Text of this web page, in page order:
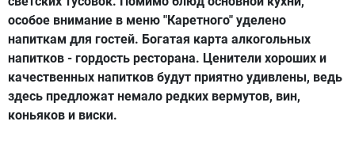
особое внимание в меню "Каретного" уделено
напиткам для гостей. Богатая карта алкогольных
напитков - гордость ресторана. Ценители хороших и
качественных напитков будут приятно удивлены, ведь
здесь предложат немало редких вермутов, вин,
коньяков и виски.